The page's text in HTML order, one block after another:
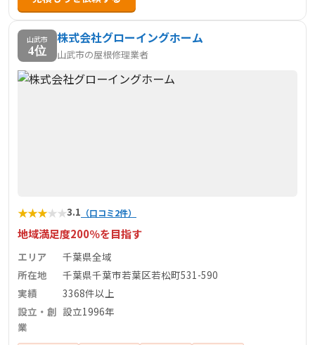
追求してきました。創業30年以上の歴史で培ったノウハウ
と技術を活かし、職人たちが住まいの安心をしっかりと守
ります。
山武市
4位
株式会社グローイングホーム
山武市の屋根修理業者
★★★★★3.1 （口コミ2件）
地域満足度200％を目指す
エリア
千葉県全域
所在地
千葉県千葉市若葉区若松町531-590
実績
3368件以上
設立・創
業
設立1996年